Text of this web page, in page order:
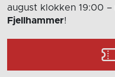
august klokken 19:00 –
Fjellhammer!